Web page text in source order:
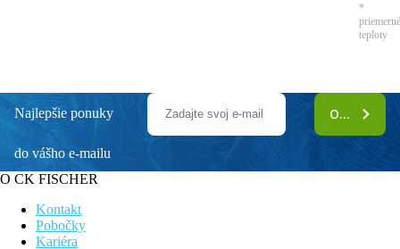
*
teploty
Najlepšie ponuky
do vášho e-mailu
ODOBERAŤ
O CK FISCHER
Kontakt
Pobočky
Kariéra